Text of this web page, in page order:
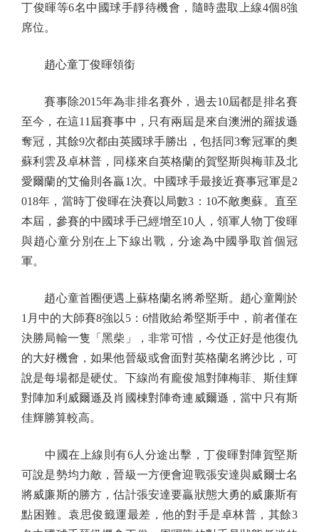
丁俊暉等6名中國球手靜待機會，隨時盡取上線4個8強
席位。
趙心童丁俊暉領銜
賽事除2015年為非排名賽外，過去10屆都是排名賽
至今，在這11屆賽事中，只有兩屆是來自澳洲的羅拔遜
奪冠，其餘9次都由英國球手勝出，包括同3奪冠軍的奧
蘇利雲及卓林普，同樣來自英格蘭的賀堅斯與梅菲及北
愛爾蘭的艾倫則各贏1次。中國球手最接近賽事冠軍是2
018年，當時丁俊暉在決賽以局數3：10不敵奧蘇。直至
本屆，參賽的中國球手已經增至10人，領軍人物丁俊暉
與趙心童分別在上下線出戰，分途為中國爭取首個冠
軍。
趙心童首圈便遇上蘇格蘭名將希堅斯。趙心童剛於
1月中的大師賽8強以5：6惜敗給希堅斯手中，前者僅在
決勝局輸一隻「黑柴」，非常可惜，今仗正好是他復仇
的大好機會，如果他晉級或會面對英格蘭名將沙比，可
說是每場都是硬仗。下線尚有龐俊旭對陣梅菲、斯佳輝
對陣加利威爾遜及肖國棟對陣奇連威爾遜，當中只有斯
佳輝勝算較高。
中國在上線則有6人分途出擊，丁俊暉對陣賀堅斯
可說是勢均力敵，晉級一方便會迎戰張安達與威爾士名
將威廉斯的勝方，估計張安達要贏狀態大勇的威廉斯有
點困難。袁思俊籤運最差，他的對手是卓林普，其餘3